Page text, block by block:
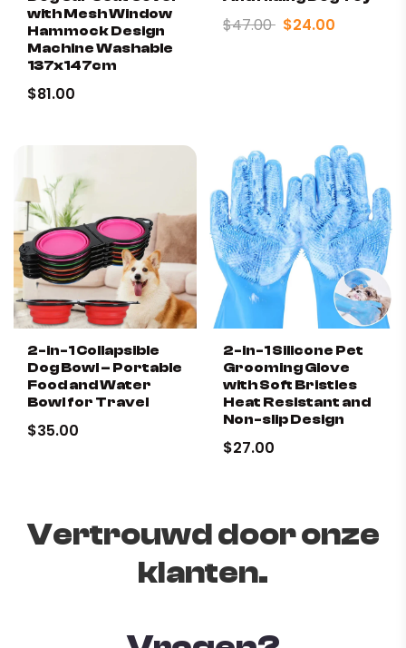
✓Breathable Mesh
Stylish Design
: Features a charming floral ruffle
design for a fashionable look.
✓Durable Material: Made of a strong polyester blend
for long lasting use.
✓Easy to use: Easy to put on and take off, so you can
enjoy hassle-free walks.
with Mesh Window
Hammock Design
Machine Washable
137x147cm
$81.00
$47.00 $24.00
2-in-1 Collapsible
Dog Bowl – Portable
Food and Water
Bowl for Travel
$35.00
2-in-1 Silicone Pet
Grooming Glove
with Soft Bristles
Heat Resistant and
Non-slip Design
$27.00
Vertrouwd door onze
klanten.